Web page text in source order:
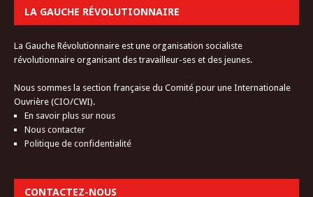
LA GAUCHE RÉVOLUTIONNAIRE
La Gauche Révolutionnaire est une organisation socialiste
révolutionnaire organisant des travailleur-ses et des jeunes.
Nous sommes la section française du Comité pour une Internationale
Ouvrière (CIO/CWI).
En savoir plus sur nous
Nous contacter
Politique de confidentialité
CONTACTEZ-NOUS